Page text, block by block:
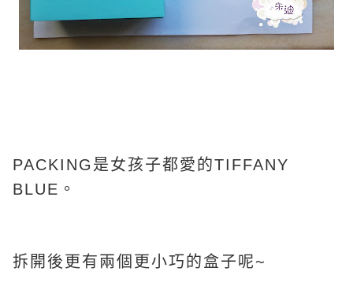
PACKING是女孩子都愛的TIFFANY
BLUE。
拆開後更有兩個更小巧的盒子呢~